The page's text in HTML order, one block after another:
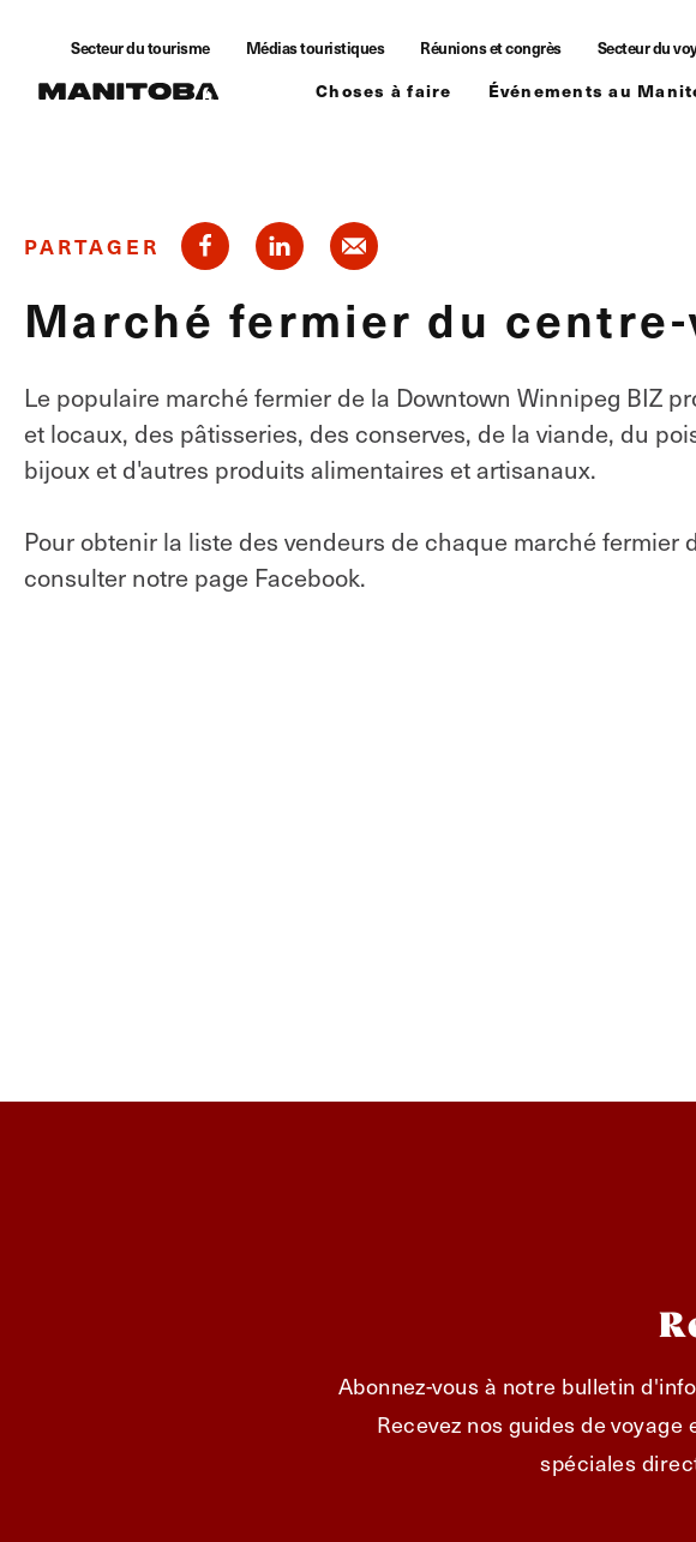
Secteur du tourisme Médias touristiques Réunions et congrès Secteur du
Choses à faire Événements au
PARTAGER
Marché fermier du
Le populaire marché fermier de la Downtown Winnipeg BIZ
et locaux, des pâtisseries, des conserves, de la viande, du
bijoux et d'autres produits alimentaires et artisanaux.
Pour obtenir la liste des vendeurs de chaque marché fermier
consulter notre page Facebook.
Abonnez-vous à notre bulletin
Recevez nos guides de
spéciales